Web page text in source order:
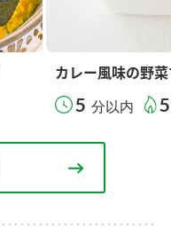
カレー風味の野
5 分以内